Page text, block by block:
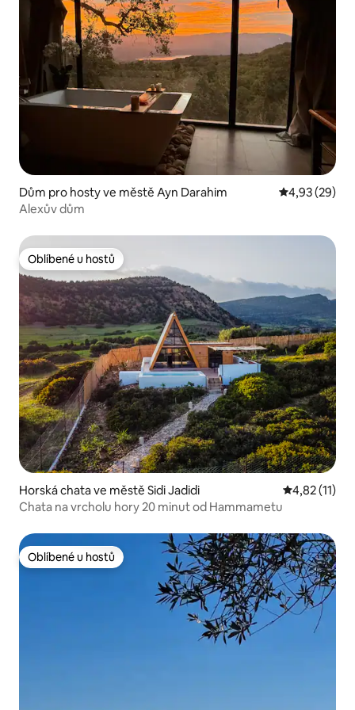
Dům pro hosty ve městě Ayn Darahim Průměrné
4,93 (29)
Alexův dům
Oblíbené u hostů
Oblíbené u hostů
Horská chata ve městě Sidi Jadidi Průměrné
4,82 (11)
Chata na vrcholu hory 20 minut od Hammametu
Oblíbené u hostů
Oblíbené u hostů